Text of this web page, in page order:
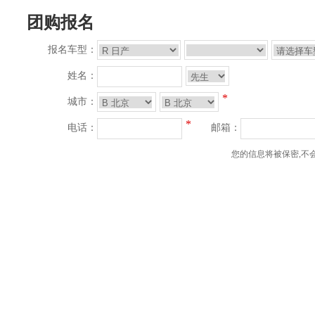
团购报名
报名车型：
姓名：
城市： *
电话： * 邮箱：
您的信息将被保密,不